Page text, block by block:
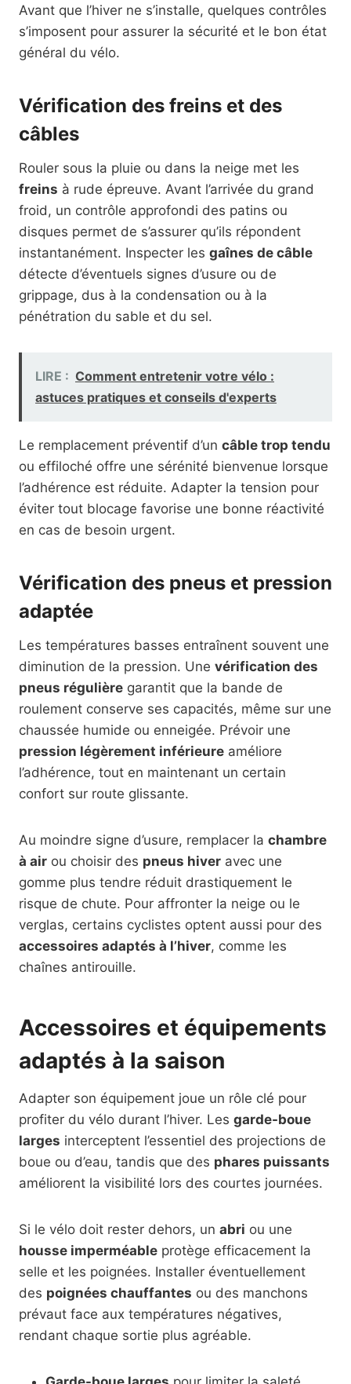
Avant que l’hiver ne s’installe, quelques contrôles
s’imposent pour assurer la sécurité et le bon état
général du vélo.
Vérification des freins et des
câbles
Rouler sous la pluie ou dans la neige met les
freins à rude épreuve. Avant l’arrivée du grand
froid, un contrôle approfondi des patins ou
disques permet de s’assurer qu’ils répondent
instantanément. Inspecter les gaînes de câble
détecte d’éventuels signes d’usure ou de
grippage, dus à la condensation ou à la
pénétration du sable et du sel.
LIRE : Comment entretenir votre vélo :
astuces pratiques et conseils d'experts
Le remplacement préventif d’un câble trop tendu
ou effiloché offre une sérénité bienvenue lorsque
l’adhérence est réduite. Adapter la tension pour
éviter tout blocage favorise une bonne réactivité
en cas de besoin urgent.
Vérification des pneus et pression
adaptée
Les températures basses entraînent souvent une
diminution de la pression. Une vérification des
pneus régulière garantit que la bande de
roulement conserve ses capacités, même sur une
chaussée humide ou enneigée. Prévoir une
pression légèrement inférieure améliore
l’adhérence, tout en maintenant un certain
confort sur route glissante.
Au moindre signe d’usure, remplacer la chambre
à air ou choisir des pneus hiver avec une
gomme plus tendre réduit drastiquement le
risque de chute. Pour affronter la neige ou le
verglas, certains cyclistes optent aussi pour des
accessoires adaptés à l’hiver, comme les
chaînes antirouille.
Accessoires et équipements
adaptés à la saison
Adapter son équipement joue un rôle clé pour
profiter du vélo durant l’hiver. Les garde-boue
larges interceptent l’essentiel des projections de
boue ou d’eau, tandis que des phares puissants
améliorent la visibilité lors des courtes journées.
Si le vélo doit rester dehors, un abri ou une
housse imperméable protège efficacement la
selle et les poignées. Installer éventuellement
des poignées chauffantes ou des manchons
prévaut face aux températures négatives,
rendant chaque sortie plus agréable.